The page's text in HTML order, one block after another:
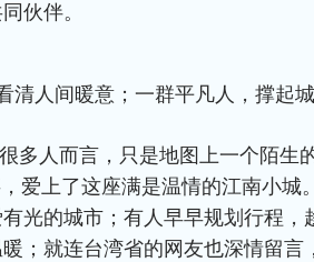
伙伴。
清人间暖意；一群平凡人，撑起
多人而言，只是地图上一个陌生
爱上了这座满是温情的江南小城
光的城市；有人早早规划行程，
；就连台湾省的网友也深情留言